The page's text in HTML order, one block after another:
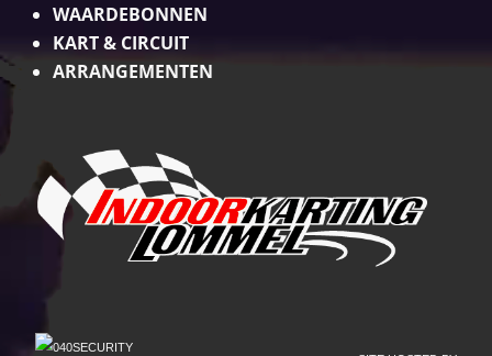
WAARDEBONNEN
KART & CIRCUIT
ARRANGEMENTEN